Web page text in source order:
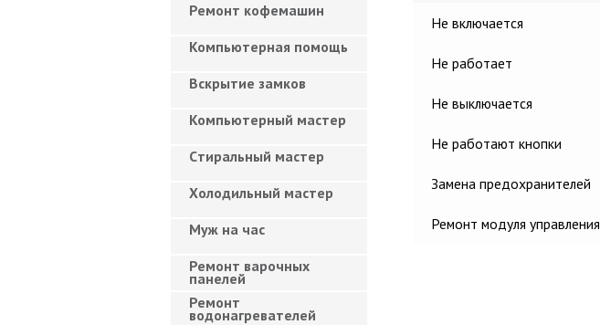
Не включается
Не работает
Не выключается
Не работают кнопки
Замена предохранителей
Ремонт модуля управления
Ремонт кофемашин
Компьютерная помощь
Вскрытие замков
Компьютерный мастер
Cтиральный мастер
Холодильный мастер
Муж на час
Ремонт варочных
панелей
Ремонт
водонагревателей